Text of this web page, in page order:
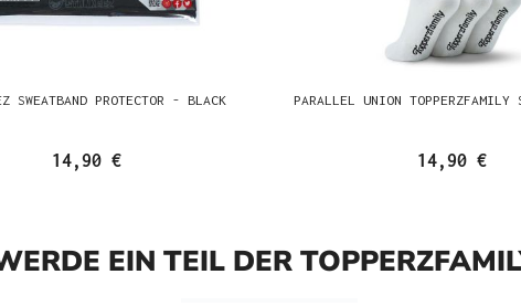
SWEATBAND PROTECTOR - BLACK
14,90 €
PARALLEL UNION TOPPERZFAMILY
14,90 €
EIN TEIL DER